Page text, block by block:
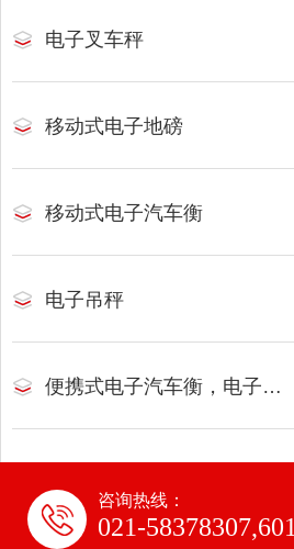
电子叉车秤
移动式电子地磅
移动式电子汽车衡
电子吊秤
便携式电子汽车衡，电子地磅
咨询热线：
021-58378307,601